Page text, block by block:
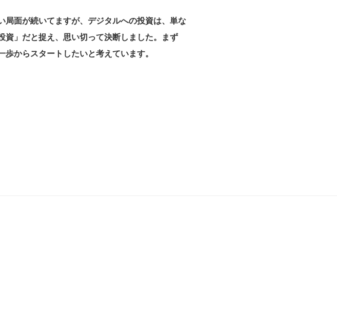
局面が続いてますが、デジタルへの投資は、単な
資」だと捉え、思い切って決断しました。まず
からスタートしたいと考えています。